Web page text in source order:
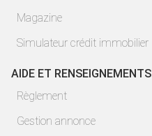
Magazine
Simulateur crédit immobilier
AIDE ET RENSEIGNEMENTS
Règlement
Gestion annonce